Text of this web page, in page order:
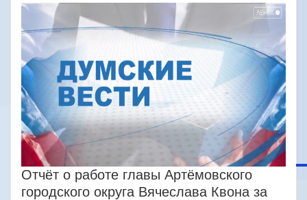
Отчёт о работе главы Артёмовского
городского округа Вячеслава Квона за